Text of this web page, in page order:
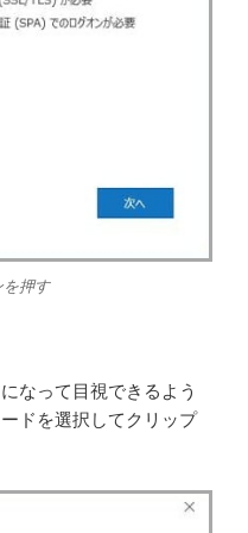
を押す
なって目視できるよう
ドを選択してクリップ